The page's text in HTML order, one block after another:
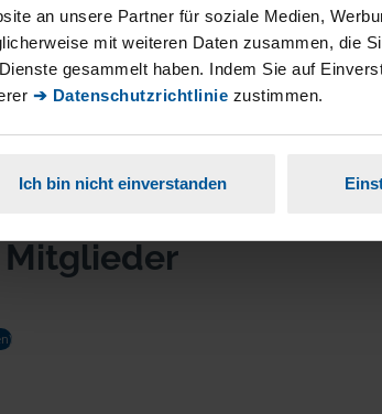
an unsere Partner für soziale Medien,
mit weiteren Daten zusammen, die
gesammelt haben. Indem Sie auf
➔ Datenschutzrichtlinie zustimmen.
Ich bin nicht einverstanden
Gewerbebetrieb, aus selbstständiger Tätigkeit und
Mitglieder